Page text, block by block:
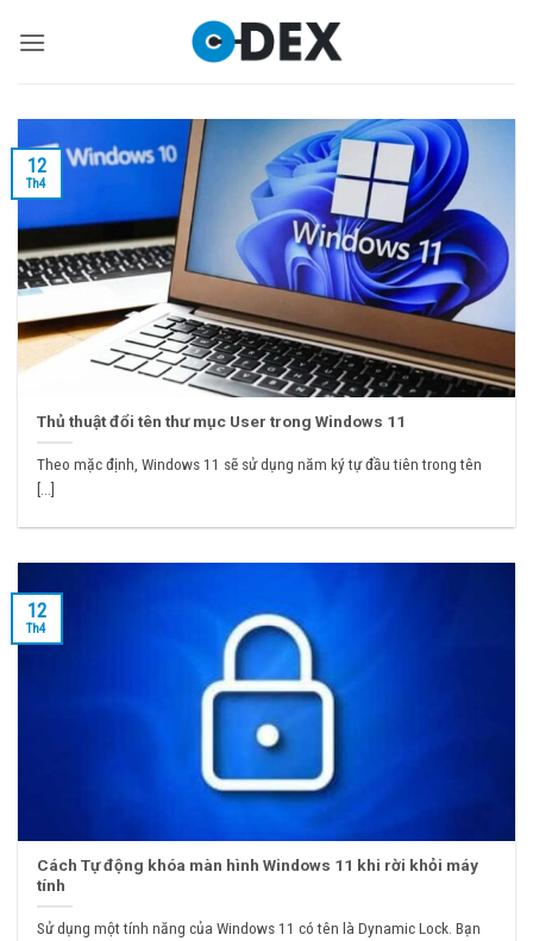
qua
Thủ thuật đổi tên thư mục User trong Windows 11
Theo mặc định, Windows 11 sẽ sử dụng năm ký tự đầu tiên trong tên
[...]
12
Th4
Cách Tự động khóa màn hình Windows 11 khi rời khỏi máy
tính
Sử dụng một tính năng của Windows 11 có tên là Dynamic Lock. Bạn
12
Th4